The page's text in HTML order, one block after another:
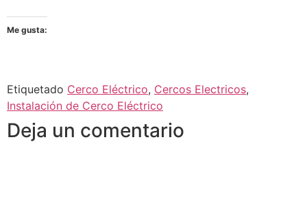
Me gusta:
Etiquetado Cerco Eléctrico, Cercos Electricos,
Instalación de Cerco Eléctrico
Deja un comentario